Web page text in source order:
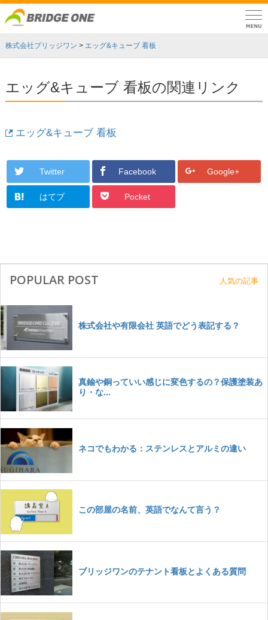
株式会社ブリッジワン > エッグ&キューブ 看板
エッグ&キューブ 看板の関連リンク
エッグ&キューブ 看板
Twitter Facebook Google+
はてブ Pocket
POPULAR POST 人気の記事